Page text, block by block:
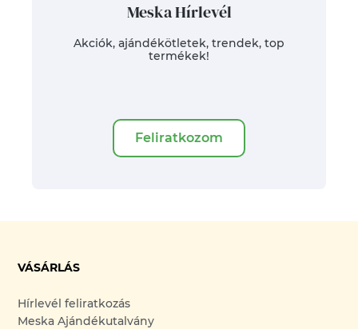
Meska Hírlevél
Akciók, ajándékötletek, trendek, top
termékek!
Feliratkozom
VÁSÁRLÁS
Hírlevél feliratkozás
Meska Ajándékutalvány